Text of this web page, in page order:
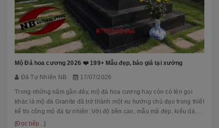
Mộ Đá hoa cương 2026 ❤️ 199+ Mẫu đẹp, báo giá tại xưởng
Đá Tự Nhiên NB 17/07/2026
Trong những năm gần đây, mộ đá hoa cương hay còn có tên gọi
khác là mộ đá Granite đã trở thành một xu hướng chủ đạo trong thiết
kế thi công mộ đá tự nhiên. Với độ bền cao, mẫu mã đẹp, kiểu dáng
hiệ...
[Đọc tiếp...]